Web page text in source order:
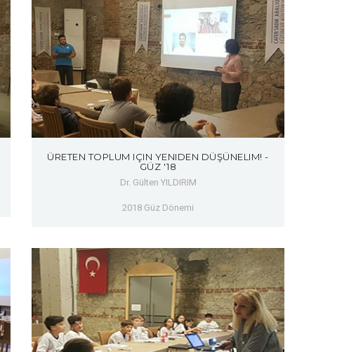
ÜRETEN TOPLUM IÇIN YENIDEN DÜŞÜNELIM! -
GÜZ '18
Dr. Gülten YILDIRIM
2018 Güz Dönemi